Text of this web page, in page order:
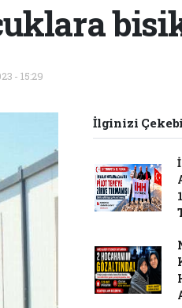
- 15:29
İlginizi